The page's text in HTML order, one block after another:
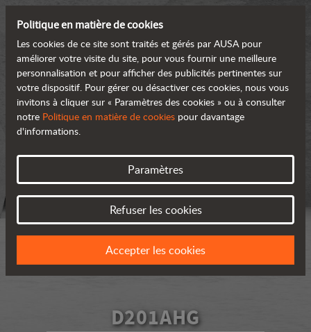
D201AHG
Politique en matière de cookies
Les cookies de ce site sont traités et gérés par AUSA pour
améliorer votre visite du site, pour vous fournir une meilleure
personnalisation et pour afficher des publicités pertinentes sur
votre dispositif. Pour gérer ou désactiver ces cookies, nous vous
invitons à cliquer sur « Paramètres des cookies » ou à consulter
notre Politique en matière de cookies pour davantage
d'informations.
Paramètres
Refuser les cookies
Accepter les cookies